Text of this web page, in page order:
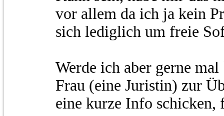
vor allem da ich ja kein
sich lediglich um freie
Werde ich aber gerne
Frau (eine Juristin) zur
eine kurze Info schicken,